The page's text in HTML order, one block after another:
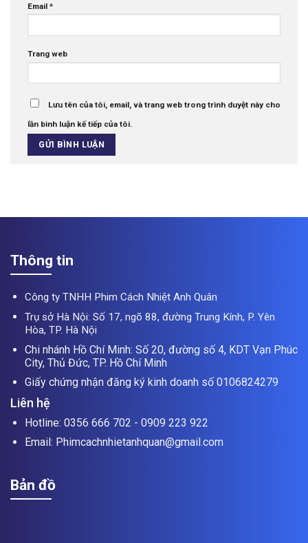
Email *
Trang web
Lưu tên của tôi, email, và trang web trong trình duyệt này cho
lần bình luận kế tiếp của tôi.
Thông tin
Công ty TNHH Phim Cách Nhiệt Anh Quân
Trụ sở Hà Nội: Số 17, ngõ 88, đường Trung Kính, P. Yên
Hòa, TP. Hà Nội
Chi nhánh Hồ Chí Minh: Số 20, đường số 4, KDT Vạn Phúc
City, Thủ Đức, TP. Hồ Chí Minh
Giấy chứng nhận đăng ký kinh doanh số 0106824279
Liên hệ
Hotline: 0356 666 702 - 0909 223 922
Email: Phimcachnhietanhquan@gmail.com
Bản đồ